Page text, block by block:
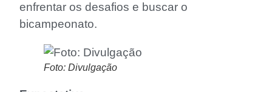
enfrentar os desafios e buscar o
bicampeonato.
Foto: Divulgação